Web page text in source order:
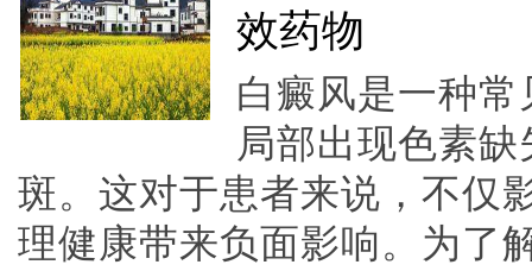
效药物
白癜风是一种
局部出现色素
斑。这对于患者来说，不仅
理健康带来负面影响。为了